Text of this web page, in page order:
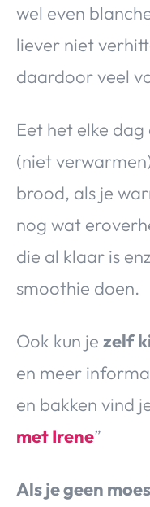
wel even
liever niet
daardoor veel
Eet het elke
(niet
brood, als je
nog wat
die al klaar is
smoothie doen.
Ook kun je zelf
en meer
en bakken vind
met Irene”
Als je geen